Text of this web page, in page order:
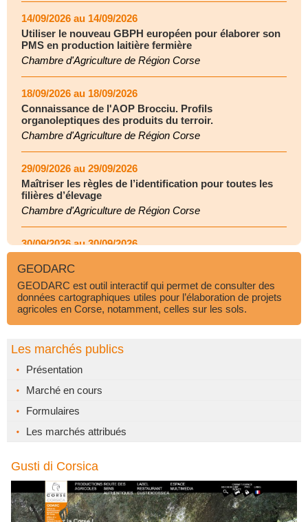
14/09/2026 au 14/09/2026
Utiliser le nouveau GBPH européen pour élaborer son
PMS en production laitière fermière
Chambre d'Agriculture de Région Corse
18/09/2026 au 18/09/2026
Connaissance de l'AOP Brocciu. Profils
organoleptiques des produits du terroir.
Chambre d'Agriculture de Région Corse
29/09/2026 au 29/09/2026
Maîtriser les règles de l’identification pour toutes les
filières d’élevage
Chambre d'Agriculture de Région Corse
30/09/2026 au 30/09/2026
filières d’élevage
Chambre d'Agriculture de Région Corse
24/11/2026 au 24/11/2026
Chambre d'Agriculture de Région Corse
GEODARC
GEODARC est outil interactif qui permet de consulter des
données cartographiques utiles pour l’élaboration de projets
agricoles en Corse, notamment, celles sur les sols.
Les marchés publics
Présentation
Marché en cours
Formulaires
Les marchés attribués
Gusti di Corsica